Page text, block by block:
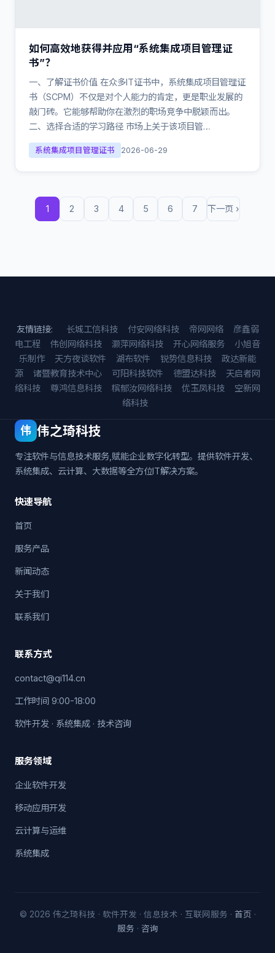
如何高效地获得并应用“系统集成项目管理证
书”？
一、了解证书价值 在众多IT证书中，系统集成项目管理证
书（SCPM）不仅是对个人能力的肯定，更是职业发展的
敲门砖。它能够帮助你在激烈的职场竞争中脱颖而出。
二、选择合适的学习路径 市场上关于该项目管…
系统集成项目管理证书 2026-06-29
1 2 3 4 5 6 7 下一页 ›
友情链接: 长城工信科技 付安网络科技 帝网网络
彦鑫弱
电工程
伟创网络科技 灏萍网络科技 开心网络服务
小旭音
乐制作
天方夜谈软件 湖布软件 锐势信息科技
政达新能
源
诸暨教育技术中心 可阳科技软件 德盟达科技
天启者网
络科技
尊鸿信息科技 槟郁汝网络科技 优玉凤科技
空新网
络科技
伟 伟之琦科技
专注软件与信息技术服务,赋能企业数字化转型。提供软件开发、
系统集成、云计算、大数据等全方位IT解决方案。
快速导航
首页
服务产品
新闻动态
关于我们
联系我们
联系方式
contact@qi114.cn
工作时间 9:00-18:00
软件开发 · 系统集成 · 技术咨询
服务领域
企业软件开发
移动应用开发
云计算与运维
系统集成
© 2026 伟之琦科技 · 软件开发 · 信息技术 · 互联网服务 · 首页 ·
服务 · 咨询